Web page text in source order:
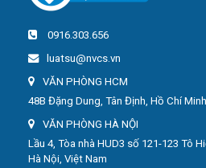
0916.303.656
luatsu@nvcs.vn
VĂN PHÒNG HCM
48B Đặng Dung, Tân Định, Hồ Chí
VĂN PHÒNG HÀ NỘI
Lầu 4, Tòa nhà HUD3 số 121-123 Tô
Hà Nội, Việt Nam